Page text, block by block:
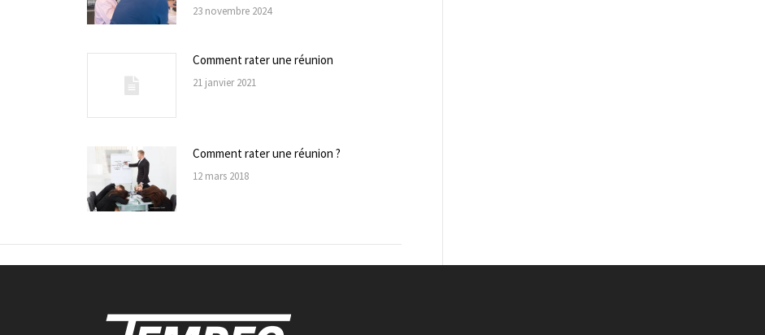
23 novembre 2024
Comment rater une réunion
21 janvier 2021
Comment rater une réunion ?
12 mars 2018